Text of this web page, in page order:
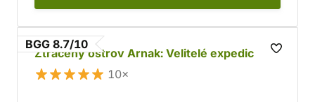
BGG 8.7/10
Ztracený ostrov Arnak: Velitelé expedic
10×